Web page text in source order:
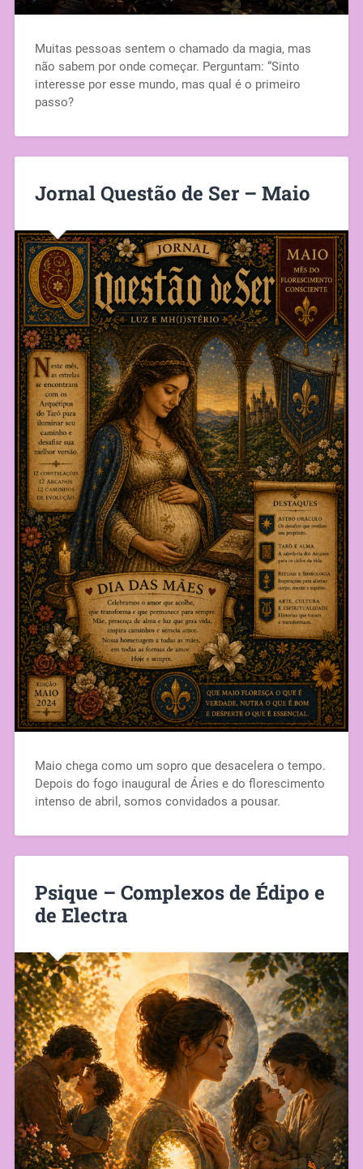
Muitas pessoas sentem o chamado da magia, mas
não sabem por onde começar. Perguntam: “Sinto
interesse por esse mundo, mas qual é o primeiro
passo?
Jornal Questão de Ser – Maio
Maio chega como um sopro que desacelera o tempo.
Depois do fogo inaugural de Áries e do florescimento
intenso de abril, somos convidados a pousar.
Psique – Complexos de Édipo e
de Electra